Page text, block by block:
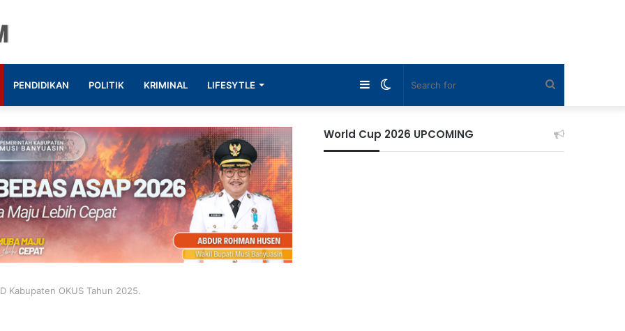
PENDIDIKAN POLITIK KRIMINAL LIFESYTLE Switch
skin
Sidebar
Kabupaten OKUS Tahun 2025.
World Cup 2026 UPCOMING